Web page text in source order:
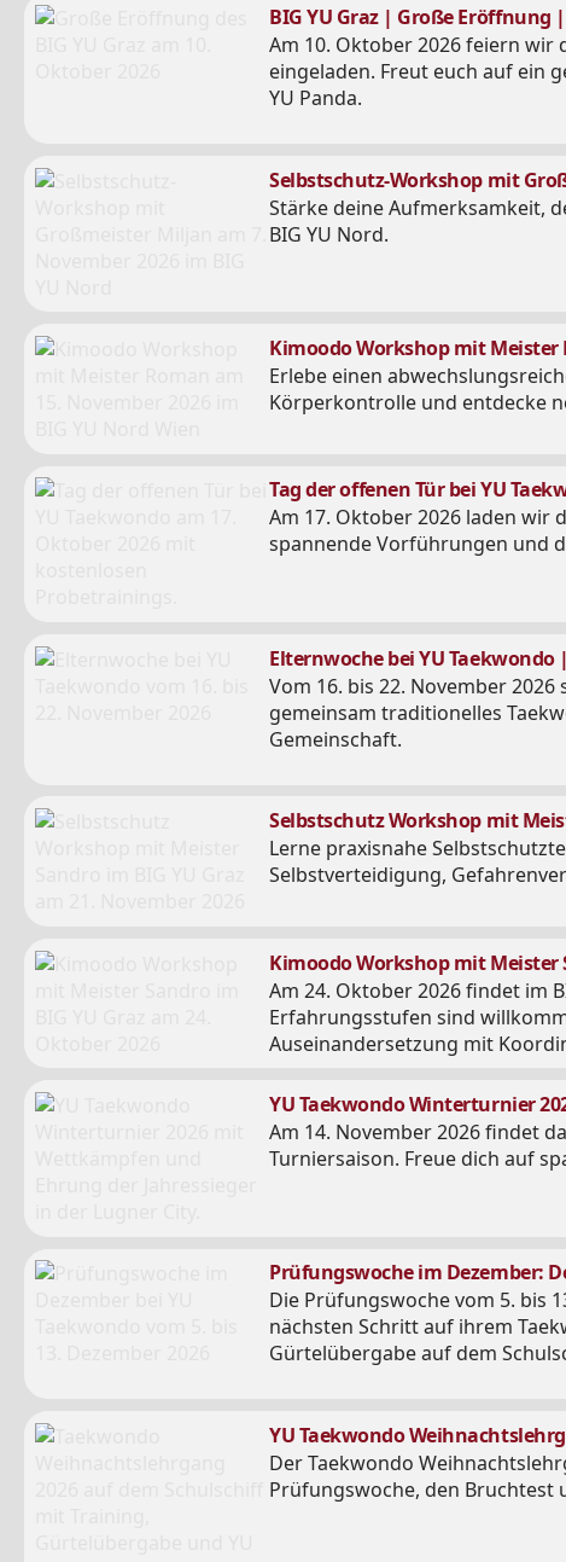
BIG YU Graz | Große Eröffnung
Am 10. Oktober 2026 feiern wir
eingeladen. Freut euch auf ein
YU Panda.
Selbstschutz-Workshop mit
Stärke deine Aufmerksamkeit,
BIG YU Nord.
Kimoodo Workshop mit Meister
Erlebe einen
Körperkontrolle und entdecke
Tag der offenen Tür bei YU
Am 17. Oktober 2026 laden wir
spannende Vorführungen und
Elternwoche bei YU Taekwondo
Vom 16. bis 22. November
gemeinsam traditionelles
Gemeinschaft.
Selbstschutz Workshop mit
Lerne praxisnahe
Selbstverteidigung,
Kimoodo Workshop mit Meister
Am 24. Oktober 2026 findet im
Erfahrungsstufen sind
Auseinandersetzung mit
YU Taekwondo Winterturnier
Am 14. November 2026 findet
Turniersaison. Freue dich auf
Prüfungswoche im Dezember:
Die Prüfungswoche vom 5. bis
nächsten Schritt auf ihrem
Gürtelübergabe auf dem
YU Taekwondo
Der Taekwondo
Prüfungswoche, den Bruchtest